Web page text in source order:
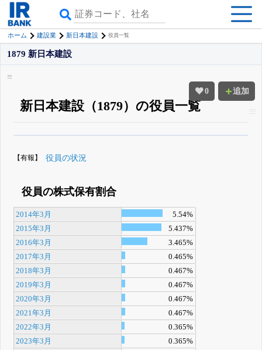
ホーム 建設業 新日本建設 役員一覧
0 追加
1879 新日本建設
新日本建設（1879）の役員一覧
く追える
無料でβ版をはじめる
【有報】 役員の状況
役員の株式保有割合
2014年3月
5.54%
2015年3月
5.437%
2016年3月
3.465%
2017年3月
0.465%
2018年3月
0.467%
2019年3月
0.467%
2020年3月
0.467%
2021年3月
0.467%
2022年3月
0.365%
2023年3月
0.365%